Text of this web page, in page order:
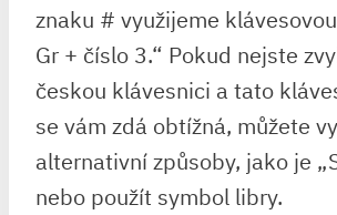
znaku # využijeme
Gr + číslo 3.“ Pokud nejste
českou klávesnici a tato
se vám zdá obtížná, můžete
alternativní způsoby, jako je
nebo použít symbol libry.